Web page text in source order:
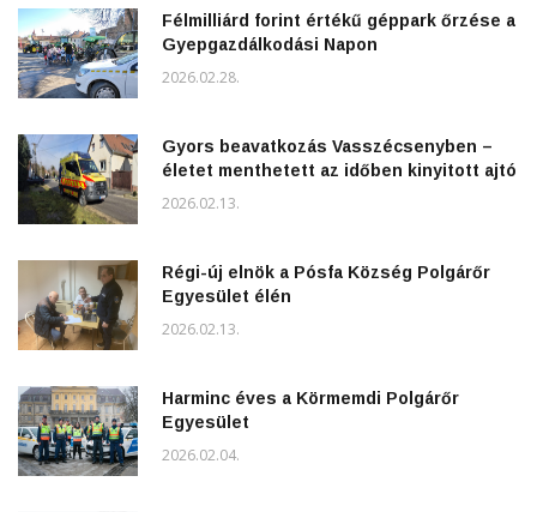
Félmilliárd forint értékű géppark őrzése a
Gyepgazdálkodási Napon
2026.02.28.
Gyors beavatkozás Vasszécsenyben –
életet menthetett az időben kinyitott ajtó
2026.02.13.
Régi-új elnök a Pósfa Község Polgárőr
Egyesület élén
2026.02.13.
Harminc éves a Körmemdi Polgárőr
Egyesület
2026.02.04.